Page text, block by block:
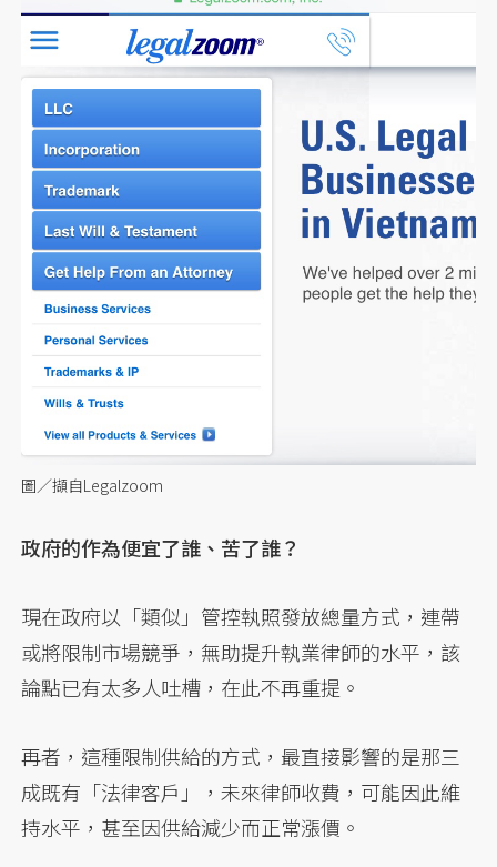
圖／擷自Legalzoom
政府的作為便宜了誰、苦了誰？
現在政府以「類似」管控執照發放總量方式，連帶
或將限制市場競爭，無助提升執業律師的水平，該
論點已有太多人吐槽，在此不再重提。
再者，這種限制供給的方式，最直接影響的是那三
成既有「法律客戶」，未來律師收費，可能因此維
持水平，甚至因供給減少而正常漲價。